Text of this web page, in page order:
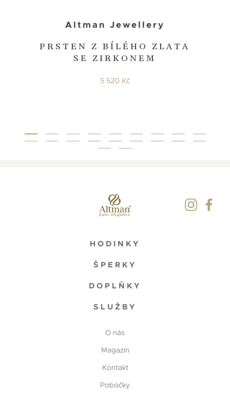
PRSTEN Z BÍLÉHO ZLATA
SE ZIRKONEM
Altman Jewellery
5 520 Kč
HODINKY
ŠPERKY
DOPLŇKY
SLUŽBY
O nás
Magazín
Kontakt
Pobočky